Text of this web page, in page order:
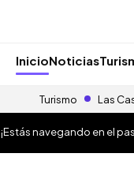
InicioNoticias
Turismo Las
¡Estás navegando en el